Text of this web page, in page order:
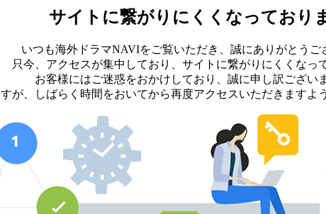
サイトに繋がりにくくなっており
いつも海外ドラマNAVIをご覧いただき、誠にありがとうご
只今、アクセスが集中しており、サイトに繋がりにくくなっ
お客様にはご迷惑をおかけしており、誠に申し訳ござい
が、しばらく時間をおいてから再度アクセスいただきますよ